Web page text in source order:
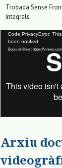
Trobada Sense
Integrals
Reproductor
vídeo
Code PrivacyError:
been notified.
Baixa el fitxer: https://
Arxiu